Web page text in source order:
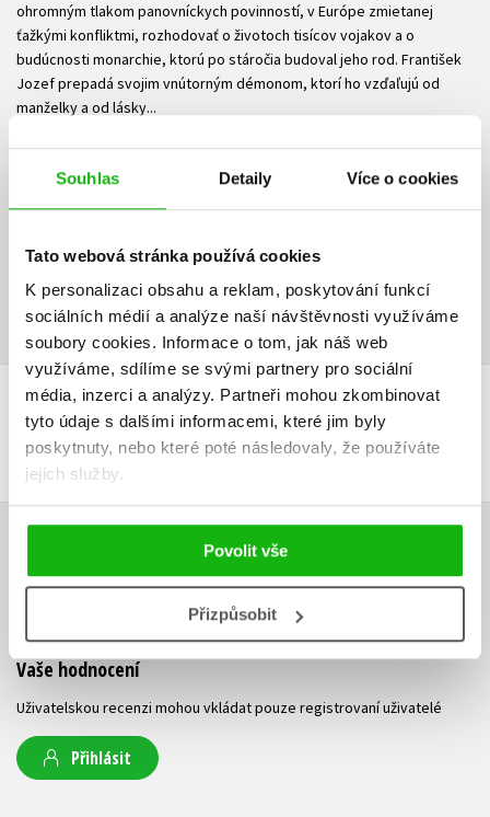
Souhlas Detaily Více o cookies
Tato webová stránka používá cookies
K personalizaci obsahu a reklam, poskytování funkcí
sociálních médií a analýze naší návštěvnosti využíváme
soubory cookies. Informace o tom, jak náš web
využíváme, sdílíme se svými partnery pro sociální
média, inzerci a analýzy. Partneři mohou zkombinovat
tyto údaje s dalšími informacemi, které jim byly
poskytnuty, nebo které poté následovaly, že používáte
jejich služby.
Povolit vše
Přizpůsobit
ohromným tlakom panovníckych povinností, v Európe zmietanej
ťažkými konfliktmi, rozhodovať o životoch tisícov vojakov a o
budúcnosti monarchie, ktorú po stáročia budoval jeho rod. František
Jozef prepadá svojim vnútorným démonom, ktorí ho vzďaľujú od
manželky a od lásky...
Knižné spracovanie úspešného televízneho seriálu
2. časť
PDF Ukázka.pdf
DALŠÍ TITULY Z ŘADY "SISI (SK)"
HODNOCENÍ ČTENÁŘŮ
V současné době nejsou vytvořena žádná uživatelská hodnocení.
Vaše hodnocení
Uživatelskou recenzi mohou vkládat pouze registrovaní uživatelé
Přihlásit